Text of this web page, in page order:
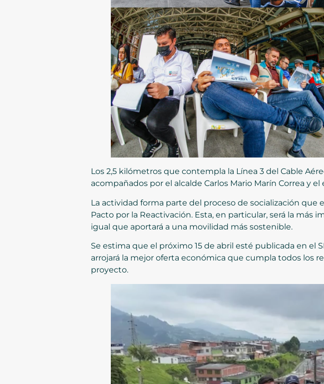
Los 2,5 kilómetros que contempla la Línea 3 del Cable
acompañados por el alcalde Carlos Mario Marín Correa y
La actividad forma parte del proceso de socialización
Pacto por la Reactivación. Esta, en particular, será la más
igual que aportará a una movilidad más sostenible.
Se estima que el próximo 15 de abril esté publicada en el
arrojará la mejor oferta económica que cumpla todos los
proyecto.